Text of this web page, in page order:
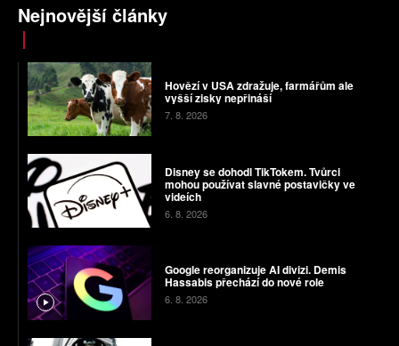
Nejnovější články
Hovězí v USA zdražuje, farmářům ale
vyšší zisky nepřináší
7. 8. 2026
Disney se dohodl TikTokem. Tvůrci
mohou používat slavné postavičky ve
videích
6. 8. 2026
Google reorganizuje AI divizi. Demis
Hassabis přechází do nové role
6. 8. 2026